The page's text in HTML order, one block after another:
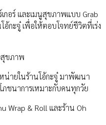
กอร์ และเมนูสุขภาพแบบ Grab
อ้กะจู๋ เพื่อให้ตอบโจทย์ชีวิตที่เร่ง
สุขภาพ
น่ายในร้านโอ้กะจู๋ มาพัฒนา
ชนาการเหมาะกับคนทุกวัย
Wrap & Roll และร้าน Oh